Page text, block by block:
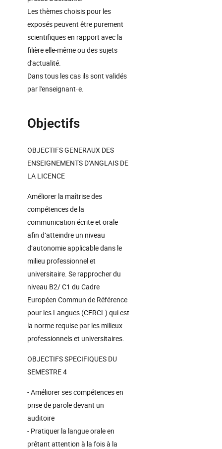
Les thèmes choisis pour les
exposés peuvent être purement
scientifiques en rapport avec la
filière elle-même ou des sujets
d'actualité.
Dans tous les cas ils sont validés
par l'enseignant·e.
Objectifs
OBJECTIFS GENERAUX DES
ENSEIGNEMENTS D’ANGLAIS DE
LA LICENCE
Améliorer la maîtrise des
compétences de la
communication écrite et orale
afin d’atteindre un niveau
d’autonomie applicable dans le
milieu professionnel et
universitaire. Se rapprocher du
niveau B2/ C1 du Cadre
Européen Commun de Référence
pour les Langues (CERCL) qui est
la norme requise par les milieux
professionnels et universitaires.
OBJECTIFS SPECIFIQUES DU
SEMESTRE 4
- Améliorer ses compétences en
prise de parole devant un
auditoire
- Pratiquer la langue orale en
prêtant attention à la fois à la